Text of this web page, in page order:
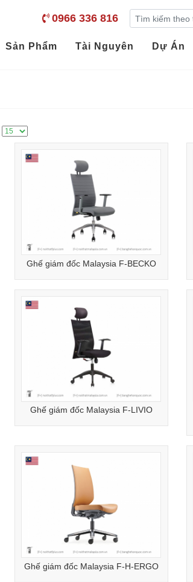
0966 336 816
Sản Phẩm Tài Nguyên Dự Án
Ghế giám đốc Malaysia F-BECKO
Ghế giám đốc Malaysia F-LIVIO
Ghế giám đốc Malaysia F-H-ERGO